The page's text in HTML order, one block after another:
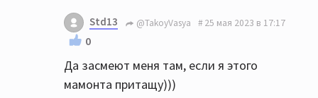
Std13 @TakoyVasya 25 мая 2023 в 17:17
0
Да засмеют меня там, если я этого
мамонта притащу)))